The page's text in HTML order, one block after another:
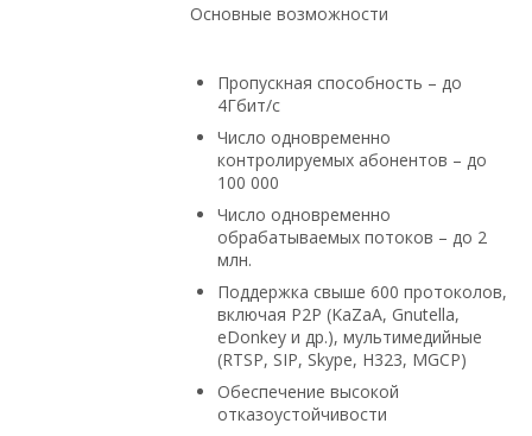
Основные возможности
Пропускная способность – до
4Гбит/с
Число одновременно
контролируемых абонентов – до
100 000
Число одновременно
обрабатываемых потоков – до 2
млн.
Поддержка свыше 600 протоколов,
включая P2P (KaZaA, Gnutella,
eDonkey и др.), мультимедийные
(RTSP, SIP, Skype, H323, MGCP)
Обеспечение высокой
отказоустойчивости